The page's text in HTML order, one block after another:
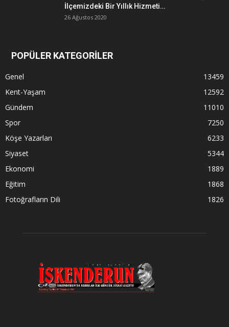
İlçemizdeki Bir Yıllık Hizmeti…
26 Ağustos 2020
POPÜLER KATEGORİLER
Genel
13459
Kent-Yaşam
12592
Gündem
11010
Spor
7250
Köşe Yazarları
6233
Siyaset
5344
Ekonomi
1889
Eğitim
1868
Fotoğrafların Dili
1826